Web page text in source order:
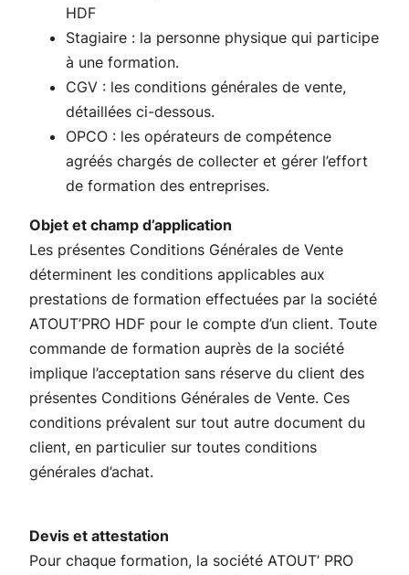
HDF
Stagiaire : la personne physique qui participe
à une formation.
CGV : les conditions générales de vente,
détaillées ci-dessous.
OPCO : les opérateurs de compétence
agréés chargés de collecter et gérer l’effort
de formation des entreprises.
Objet et champ d’application
Les présentes Conditions Générales de Vente
déterminent les conditions applicables aux
prestations de formation effectuées par la société
ATOUT’PRO HDF pour le compte d’un client. Toute
commande de formation auprès de la société
implique l’acceptation sans réserve du client des
présentes Conditions Générales de Vente. Ces
conditions prévalent sur tout autre document du
client, en particulier sur toutes conditions
générales d’achat.
Devis et attestation
Pour chaque formation, la société ATOUT’ PRO